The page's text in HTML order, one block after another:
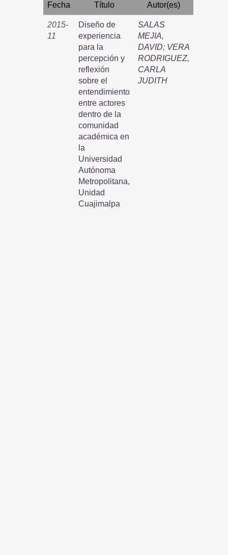
Fecha Título Autor(es)
2015-
11
Diseño de
experiencia
para la
percepción y
reflexión
sobre el
entendimiento
entre actores
dentro de la
comunidad
académica en
la
Universidad
Autónoma
Metropolitana,
Unidad
Cuajimalpa
SALAS
MEJIA,
DAVID; VERA
RODRIGUEZ,
CARLA
JUDITH